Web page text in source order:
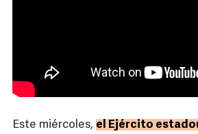
Este miércoles, el Ejército